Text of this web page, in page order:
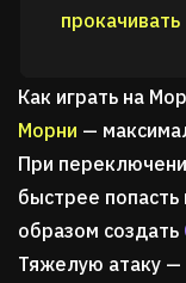
прокачивать
Как играть на
Морни —
При
быстрее попасть
образом создать
Тяжелую атаку —